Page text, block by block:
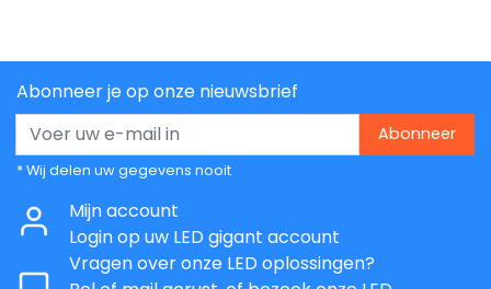
Abonneer je op onze nieuwsbrief
Abonneer
* Wij delen uw gegevens nooit
Mijn account
Login op uw LED gigant account
Vragen over onze LED oplossingen?